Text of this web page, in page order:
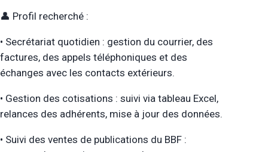
👤 Profil recherché :
• Secrétariat quotidien : gestion du courrier, des
factures, des appels téléphoniques et des
échanges avec les contacts extérieurs.
• Gestion des cotisations : suivi via tableau Excel,
relances des adhérents, mise à jour des données.
• Suivi des ventes de publications du BBF :